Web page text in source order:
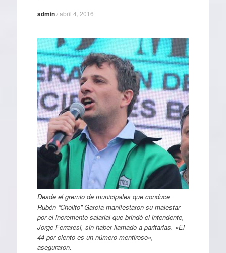
admin/abril 4, 2016
Desde el gremio de municipales que conduce
Rubén “Cholito” García manifestaron su malestar
por el incremento salarial que brindó el intendente,
Jorge Ferraresi, sin haber llamado a paritarias. «El
44 por ciento es un número mentiroso»,
aseguraron.